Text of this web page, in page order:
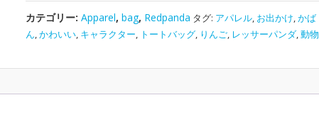
パ
ン
ト
カテゴリー:Apparel,bag, Redpanda タグ: アパレル, お出かけ,かば
ん,かわいい, キャラクター, トートバッグ, りんご, レッサーパンダ,動物